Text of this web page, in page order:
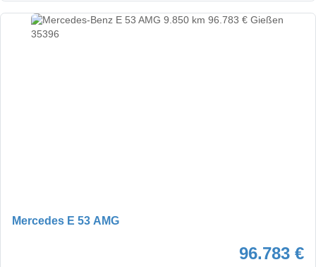
Mercedes E 53 AMG
96.783 €